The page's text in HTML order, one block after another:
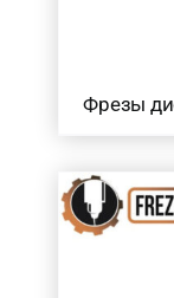
Фрезы